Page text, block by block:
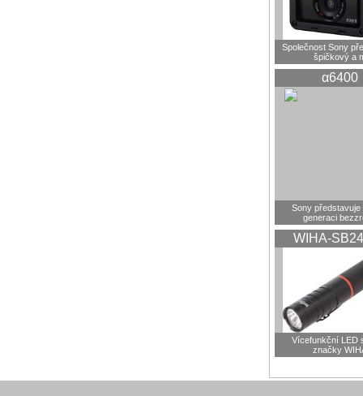
Společnost Sony
špičkový a
α6400
Sony představuje
generaci
WIHA-
Vícefunkční LED
značky